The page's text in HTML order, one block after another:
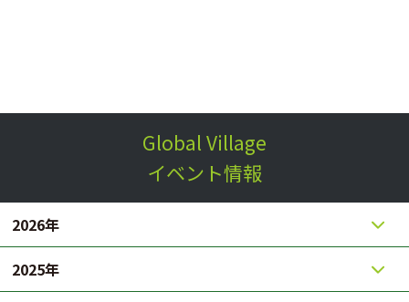
Global Village
イベント情報
2026年
2025年